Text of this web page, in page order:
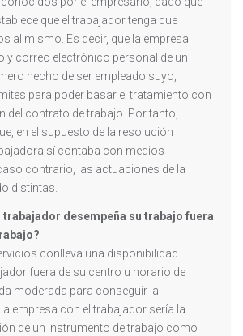
que el trabajador tenga que
al mismo. Es decir, que la empresa
y correo electrónico personal de un
hecho de ser empleado suyo,
para poder basar el tratamiento con
del contrato de trabajo. Por tanto,
en el supuesto de la resolución
sí contaba con medios
contrario, las actuaciones de la
distintas.
trabajador desempeña su trabajo fuera
conlleva una disponibilidad
fuera de su centro u horario de
moderada para conseguir la
empresa con el trabajador sería la
de un instrumento de trabajo como